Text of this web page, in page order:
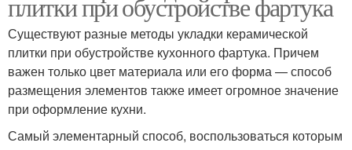
плитки при обустройстве фартука
Существуют разные методы укладки керамической
плитки при обустройстве кухонного фартука. Причем
важен только цвет материала или его форма — способ
размещения элементов также имеет огромное значение
при оформление кухни.
Самый элементарный способ, воспользоваться которым